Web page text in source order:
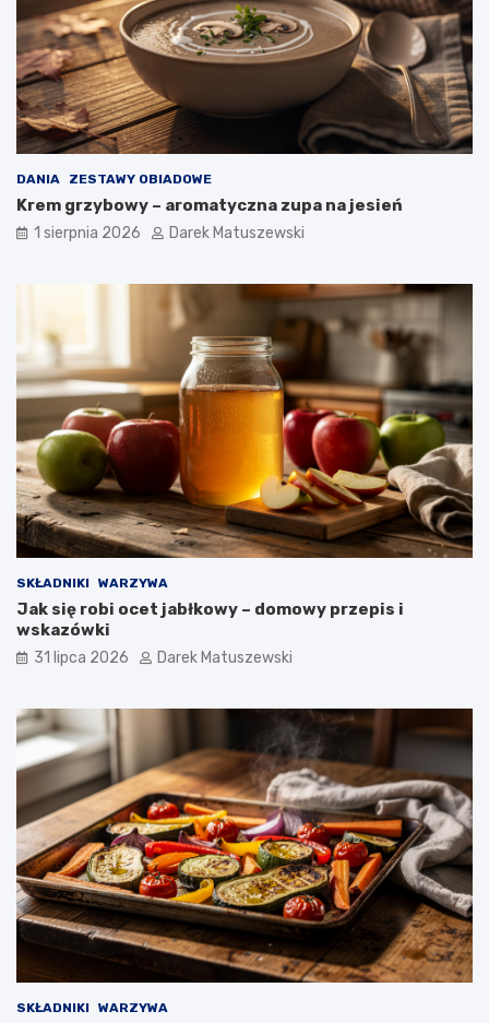
DANIA ZESTAWY OBIADOWE
Krem grzybowy – aromatyczna zupa na jesień
1 sierpnia 2026 Darek Matuszewski
SKŁADNIKI WARZYWA
Jak się robi ocet jabłkowy – domowy przepis i
wskazówki
31 lipca 2026 Darek Matuszewski
SKŁADNIKI WARZYWA